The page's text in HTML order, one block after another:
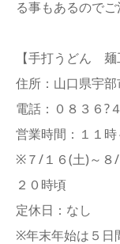
る事もあるので
【手打うどん
住所：山口県宇
電話：０８３６?
営業時間：１１時
※７/１６(土)～８
２０時頃
定休日：なし
※年末年始は５日